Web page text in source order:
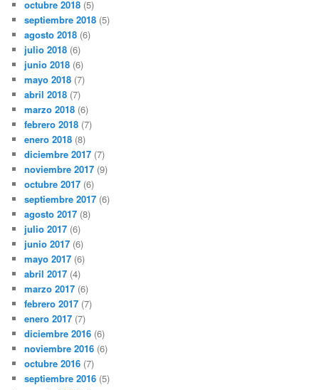
octubre 2018 (5)
septiembre 2018 (5)
agosto 2018 (6)
julio 2018 (6)
junio 2018 (6)
mayo 2018 (7)
abril 2018 (7)
marzo 2018 (6)
febrero 2018 (7)
enero 2018 (8)
diciembre 2017 (7)
noviembre 2017 (9)
octubre 2017 (6)
septiembre 2017 (6)
agosto 2017 (8)
julio 2017 (6)
junio 2017 (6)
mayo 2017 (6)
abril 2017 (4)
marzo 2017 (6)
febrero 2017 (7)
enero 2017 (7)
diciembre 2016 (6)
noviembre 2016 (6)
octubre 2016 (7)
septiembre 2016 (5)